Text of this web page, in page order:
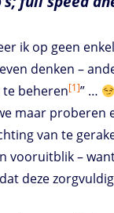
ik op geen
denken –
beheren[1]” …
maar proberen
van te
vooruitblik –
deze